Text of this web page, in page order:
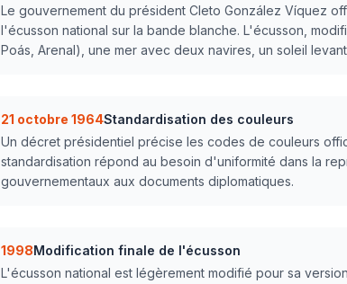
Le gouvernement du président Cleto González Víquez
l'écusson national sur la bande blanche. L'écusson,
Poás, Arenal), une mer avec deux navires, un soleil
21 octobre 1964Standardisation des couleurs
Un décret présidentiel précise les codes de couleurs
standardisation répond au besoin d'uniformité dans la
gouvernementaux aux documents diplomatiques.
1998Modification finale de l'écusson
L'écusson national est légèrement modifié pour sa